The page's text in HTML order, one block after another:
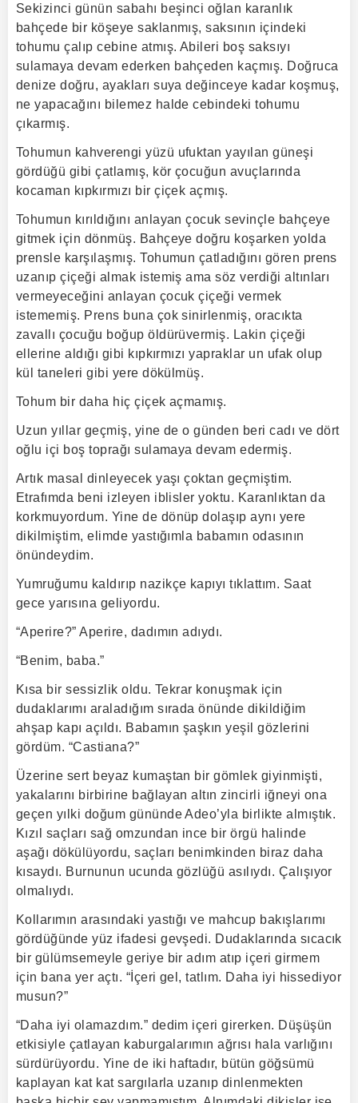
Sekizinci günün sabahı beşinci oğlan karanlık
bahçede bir köşeye saklanmış, saksının içindeki
tohumu çalıp cebine atmış. Abileri boş saksıyı
sulamaya devam ederken bahçeden kaçmış. Doğruca
denize doğru, ayakları suya değinceye kadar koşmuş,
ne yapacağını bilemez halde cebindeki tohumu
çıkarmış.
Tohumun kahverengi yüzü ufuktan yayılan güneşi
gördüğü gibi çatlamış, kör çocuğun avuçlarında
kocaman kıpkırmızı bir çiçek açmış.
Tohumun kırıldığını anlayan çocuk sevinçle bahçeye
gitmek için dönmüş. Bahçeye doğru koşarken yolda
prensle karşılaşmış. Tohumun çatladığını gören prens
uzanıp çiçeği almak istemiş ama söz verdiği altınları
vermeyeceğini anlayan çocuk çiçeği vermek
istememiş. Prens buna çok sinirlenmiş, oracıkta
zavallı çocuğu boğup öldürüvermiş. Lakin çiçeği
ellerine aldığı gibi kıpkırmızı yapraklar un ufak olup
kül taneleri gibi yere dökülmüş.
Tohum bir daha hiç çiçek açmamış.
Uzun yıllar geçmiş, yine de o günden beri cadı ve dört
oğlu içi boş toprağı sulamaya devam edermiş.
Artık masal dinleyecek yaşı çoktan geçmiştim.
Etrafımda beni izleyen iblisler yoktu. Karanlıktan da
korkmuyordum. Yine de dönüp dolaşıp aynı yere
dikilmiştim, elimde yastığımla babamın odasının
önündeydim.
Yumruğumu kaldırıp nazikçe kapıyı tıklattım. Saat
gece yarısına geliyordu.
“Aperire?” Aperire, dadımın adıydı.
“Benim, baba.”
Kısa bir sessizlik oldu. Tekrar konuşmak için
dudaklarımı araladığım sırada önünde dikildiğim
ahşap kapı açıldı. Babamın şaşkın yeşil gözlerini
gördüm. “Castiana?”
Üzerine sert beyaz kumaştan bir gömlek giyinmişti,
yakalarını birbirine bağlayan altın zincirli iğneyi ona
geçen yılki doğum gününde Adeo’yla birlikte almıştık.
Kızıl saçları sağ omzundan ince bir örgü halinde
aşağı dökülüyordu, saçları benimkinden biraz daha
kısaydı. Burnunun ucunda gözlüğü asılıydı. Çalışıyor
olmalıydı.
Kollarımın arasındaki yastığı ve mahcup bakışlarımı
gördüğünde yüz ifadesi gevşedi. Dudaklarında sıcacık
bir gülümsemeyle geriye bir adım atıp içeri girmem
için bana yer açtı. “İçeri gel, tatlım. Daha iyi hissediyor
musun?”
“Daha iyi olamazdım.” dedim içeri girerken. Düşüşün
etkisiyle çatlayan kaburgalarımın ağrısı hala varlığını
sürdürüyordu. Yine de iki haftadır, bütün göğsümü
kaplayan kat kat sargılarla uzanıp dinlenmekten